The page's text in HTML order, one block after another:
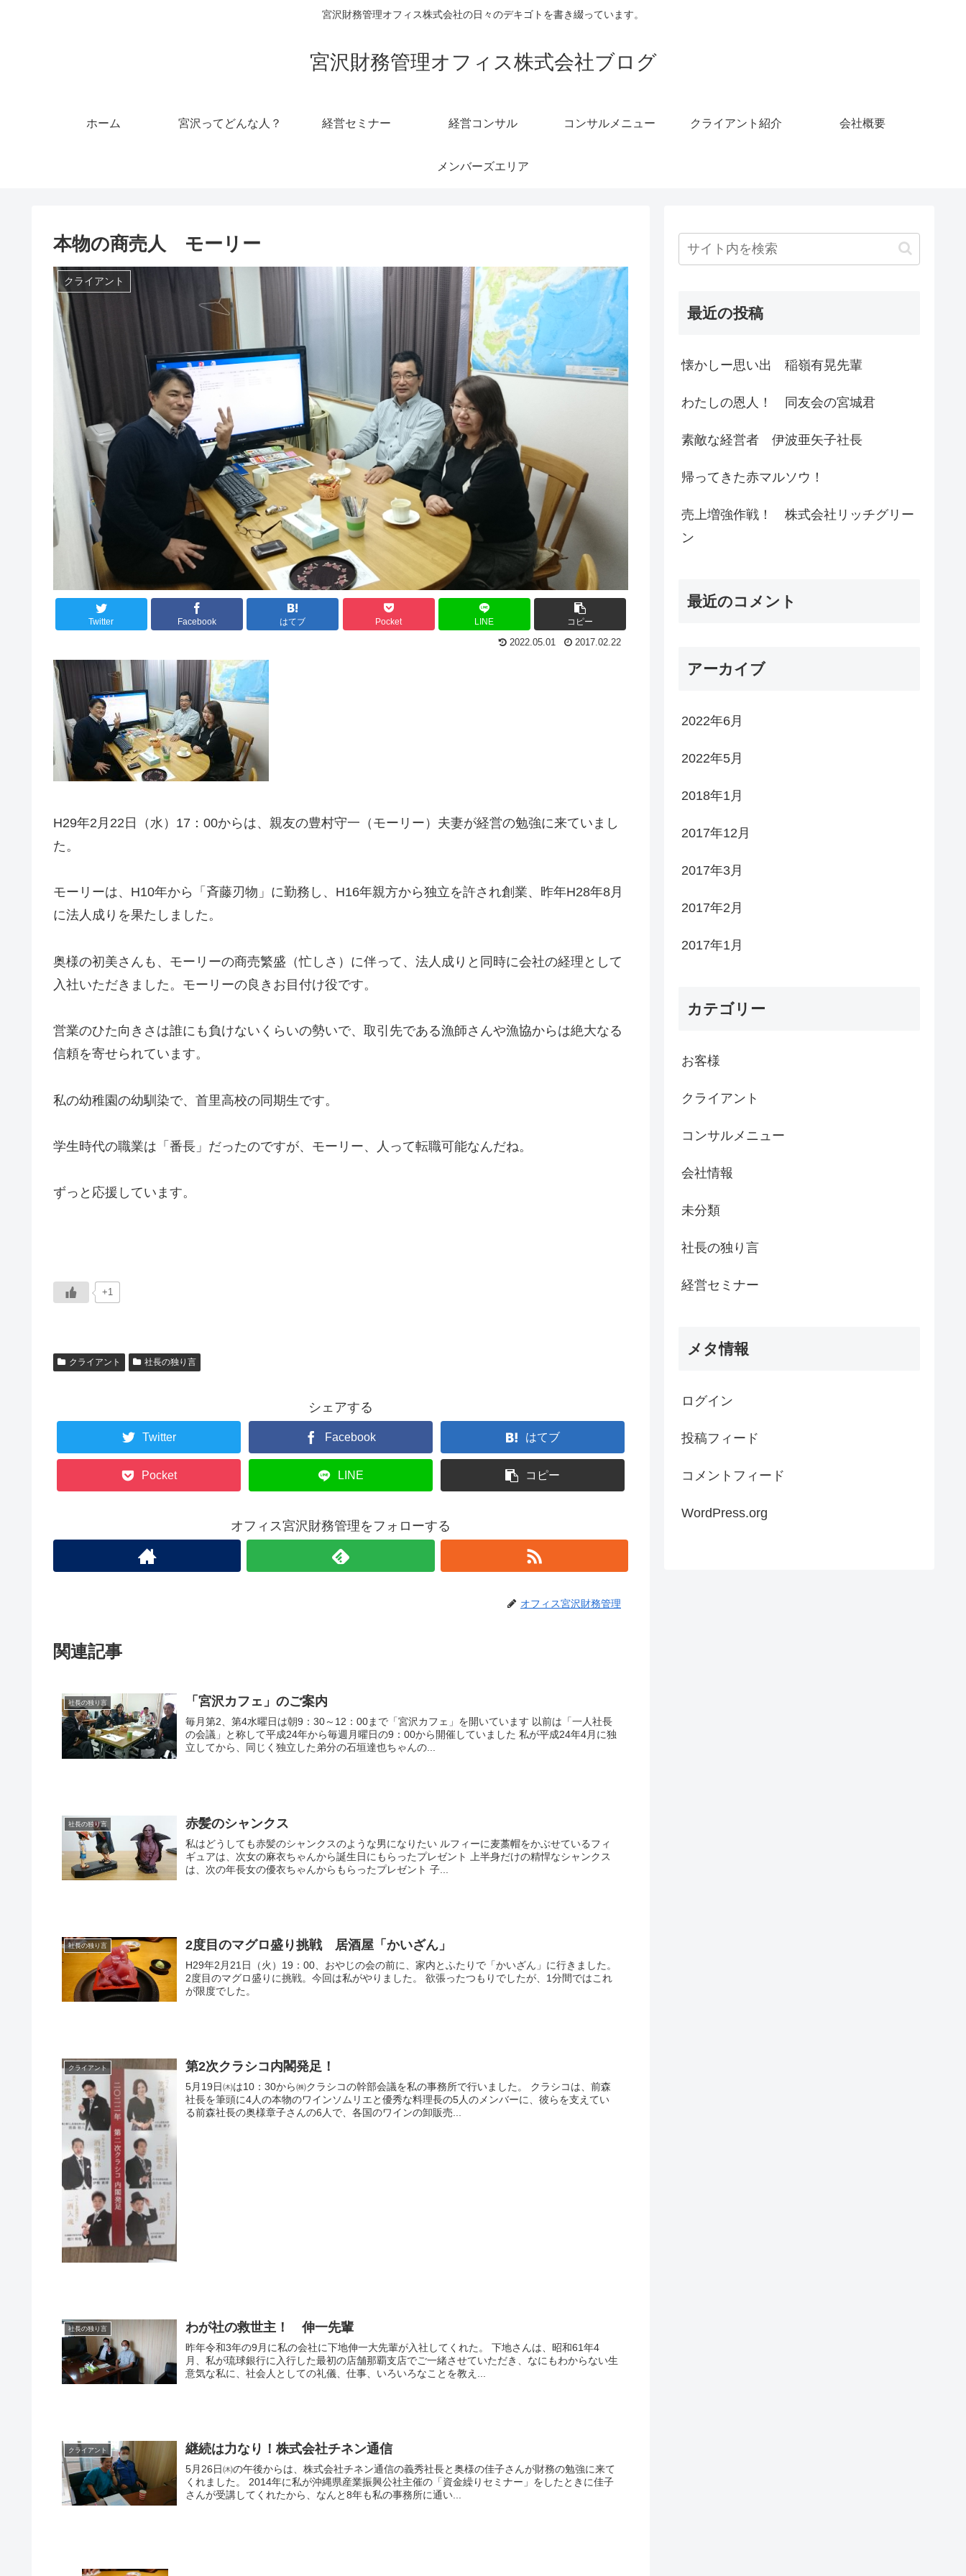
宮沢財務管理オフィス株式会社の日々のデキゴトを書き綴っています。
宮沢財務管理オフィス株式会社ブログ
ホーム 宮沢ってどんな人？ 経営セミナー 経営コンサル コンサルメニュー クライアント紹介 会社概要
メンバーズエリア
本物の商売人 モーリー
クライアント
Twitter Facebook はてブ Pocket LINE コピー
2022.05.01 2017.02.22
H29年2月22日（水）17：00からは、親友の豊村守一（モーリー）夫妻が経営の勉強に来ていまし
た。
モーリーは、H10年から「斉藤刃物」に勤務し、H16年親方から独立を許され創業、昨年H28年8月
に法人成りを果たしました。
奥様の初美さんも、モーリーの商売繁盛（忙しさ）に伴って、法人成りと同時に会社の経理として
入社いただきました。モーリーの良きお目付け役です。
営業のひた向きさは誰にも負けないくらいの勢いで、取引先である漁師さんや漁協からは絶大なる
信頼を寄せられています。
私の幼稚園の幼馴染で、首里高校の同期生です。
学生時代の職業は「番長」だったのですが、モーリー、人って転職可能なんだね。
ずっと応援しています。
+1
クライアント 社長の独り言
シェアする
Twitter Facebook はてブ
Pocket LINE コピー
オフィス宮沢財務管理をフォローする
オフィス宮沢財務管理
関連記事
社長の独り言 「宮沢カフェ」のご案内
毎月第2、第4水曜日は朝9：30～12：00まで「宮沢カフェ」を開いています 以前は「一人社長
の会議」と称して平成24年から毎週月曜日の9：00から開催していました 私が平成24年4月に独
立してから、同じく独立した弟分の石垣達也ちゃんの...
社長の独り言 赤髪のシャンクス
私はどうしても赤髪のシャンクスのような男になりたい ルフィーに麦藁帽をかぶせているフィ
ギュアは、次女の麻衣ちゃんから誕生日にもらったプレゼント 上半身だけの精悍なシャンクス
は、次の年長女の優衣ちゃんからもらったプレゼント 子...
社長の独り言 2度目のマグロ盛り挑戦 居酒屋「かいざん」
H29年2月21日（火）19：00、おやじの会の前に、家内とふたりで「かいざん」に行きました。
2度目のマグロ盛りに挑戦。今回は私がやりました。 欲張ったつもりでしたが、1分間ではこれ
が限度でした。
クライアント 第2次クラシコ内閣発足！
5月19日㈭は10：30から㈱クラシコの幹部会議を私の事務所で行いました。 クラシコは、前森
社長を筆頭に4人の本物のワインソムリエと優秀な料理長の5人のメンバーに、彼らを支えてい
る前森社長の奥様章子さんの6人で、各国のワインの卸販売...
社長の独り言 わが社の救世主！ 伸一先輩
昨年令和3年の9月に私の会社に下地伸一大先輩が入社してくれた。 下地さんは、昭和61年4
月、私が琉球銀行に入行した最初の店舗那覇支店でご一緒させていただき、なにもわからない生
意気な私に、社会人としての礼儀、仕事、いろいろなことを教え...
クライアント 継続は力なり！株式会社チネン通信
5月26日㈭の午後からは、株式会社チネン通信の義秀社長と奥様の佳子さんが財務の勉強に来て
くれました。 2014年に私が沖縄県産業振興公社主催の「資金繰りセミナー」をしたときに佳子
さんが受講してくれたから、なんと8年も私の事務所に通い...
最近の投稿
懐かしー思い出 稲嶺有晃先輩
わたしの恩人！ 同友会の宮城君
素敵な経営者 伊波亜矢子社長
帰ってきた赤マルソウ！
売上増強作戦！ 株式会社リッチグリー
ン
最近のコメント
アーカイブ
2022年6月
2022年5月
2018年1月
2017年12月
2017年3月
2017年2月
2017年1月
カテゴリー
お客様
クライアント
コンサルメニュー
会社情報
未分類
社長の独り言
経営セミナー
メタ情報
ログイン
投稿フィード
コメントフィード
WordPress.org